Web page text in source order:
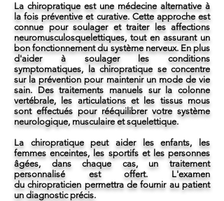
La chiropratique est une médecine alternative à
la fois préventive et curative. Cette approche est
connue pour soulager et traiter les affections
neuromusculosquelettiques, tout en assurant un
bon fonctionnement du système nerveux. En plus
d'aider à soulager les conditions
symptomatiques, la chiropratique se concentre
sur la prévention pour maintenir un mode de vie
sain. Des traitements manuels sur la colonne
vertébrale, les articulations et les tissus mous
sont effectués pour rééquilibrer votre système
neurologique, musculaire et squelettique.
La chiropratique peut aider les enfants, les
femmes enceintes, les sportifs et les personnes
âgées, dans chaque cas, un traitement
personnalisé est offert. L'examen
du chiropraticien permettra de fournir au patient
un diagnostic précis.